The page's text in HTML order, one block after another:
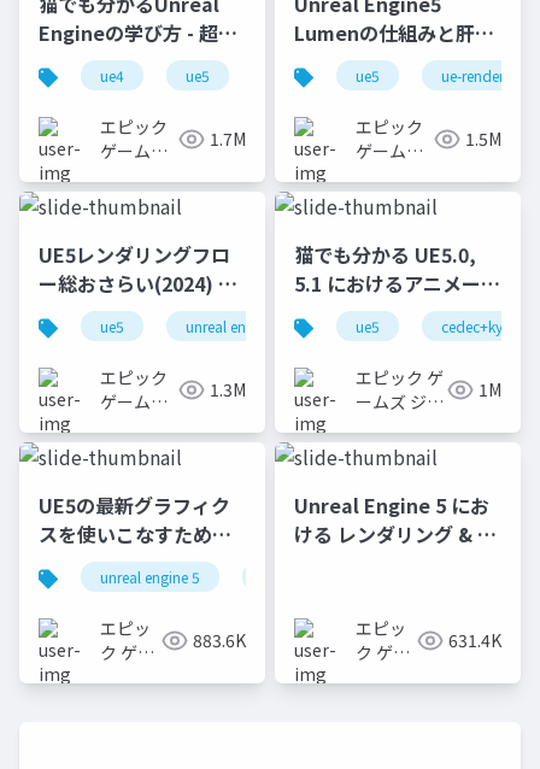
Engineの学び方 - 超初
心者向け編 - 2023 v1.0
ue4 ue5 ue-beginner
エピック
ゲームズ
1.7M
Lumenの仕組みと肝心
なところ
ue5 ue-rendering
エピック
ゲームズ
1.5M
UE5レンダリングフロ
ー総おさらい(2024) 基
礎編！
[CEDEC+KYUSHU
2024]
ue5 unreal engine ue-rendering
エピック
ゲームズ
1.3M
猫でも分かる UE5.0,
5.1 におけるアニメーシ
ョンの新機能について
【CEDEC+KYUSHU
2022】
ue5 cedec+kyushu
エピック ゲ
ームズ ジャ
1M
UE5の最新グラフィク
スを使いこなすための4
個の勘所
[CEDEC+KYUSHU
2023]
unreal engine 5
エピッ
ク ゲー
883.6K
Unreal Engine 5 にお
ける レンダリング & デ
エピッ
ク ゲー
631.4K